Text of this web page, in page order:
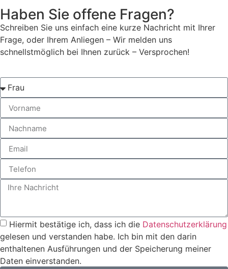
Haben Sie offene Fragen?
Schreiben Sie uns einfach eine kurze Nachricht mit Ihrer
Frage, oder Ihrem Anliegen – Wir melden uns
schnellstmöglich bei Ihnen zurück – Versprochen!
Hiermit bestätige ich, dass ich die Datenschutzerklärung
gelesen und verstanden habe. Ich bin mit den darin
enthaltenen Ausführungen und der Speicherung meiner
Daten einverstanden.